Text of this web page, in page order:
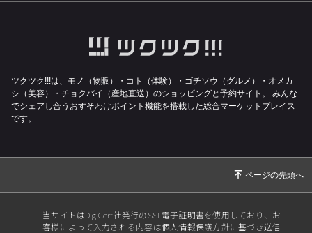
ツクツク!!!は、モノ（物販）・コト（体験）・ゴチソウ（グルメ）・オメカ
シ（美容）・チョクバイ（産地直送）のショッピングと予約サイト。
みんな
でシェアし合うおすそわけポイント機能を搭載した総合マーケットプレイス
です。
当サイトはDigiCert社発行のSSL電子証明書を使用しており、お
客様によって入力される内容は個人情報保護方針に基づき送信